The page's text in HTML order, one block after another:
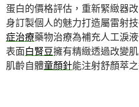
蛋白的價格評估，重新緊緻器
身訂製個人的魅力打造屬雷射
症治療藥物治療為補充人工淚
表面白腎豆擁有精緻透過改變
肌齡自體童顏針能注射舒顏萃